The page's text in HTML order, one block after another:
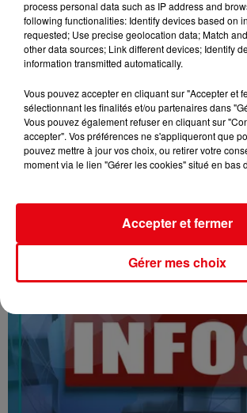
16/07/26 : LES INFORMATIONS
process personal data such as IP address and
following functionalities: Identify devices based on
requested; Use precise geolocation data; Match
other data sources; Link different devices; Identify
information transmitted automatically.
Vous pouvez accepter en cliquant sur "Accepter et
sélectionnant les finalités et/ou partenaires dans
Vous pouvez également refuser en cliquant sur
accepter". Vos préférences ne s'appliqueront que
pouvez mettre à jour vos choix, ou retirer votre
moment via le lien "Gérer les cookies" situé en bas
Gérer mes choix
Accepter et fermer